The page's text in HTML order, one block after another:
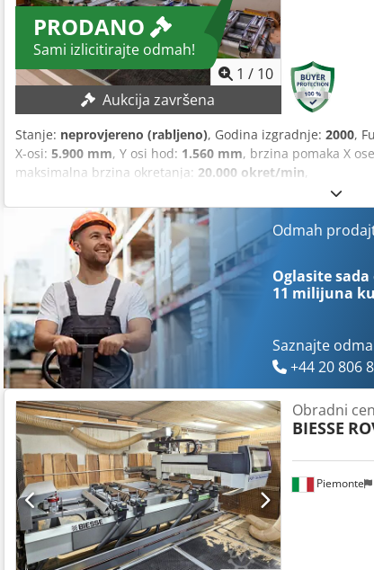
PRODANO
Sami izlicitirajte odmah!
1 / 10
Aukcija završena
Stanje: neprovjereno (rabljeno), Godina izgradnje: 2000,
X-osi: 5.900 mm, Y osi hod: 1.560 mm, brzina pomaka X
maksimalna brzina okretanja: 20.000 okret/min,
Odmah
Oglasite sada
11 milijuna
Saznajte
+44 20 806
Piemonte
Obradni
BIESSE